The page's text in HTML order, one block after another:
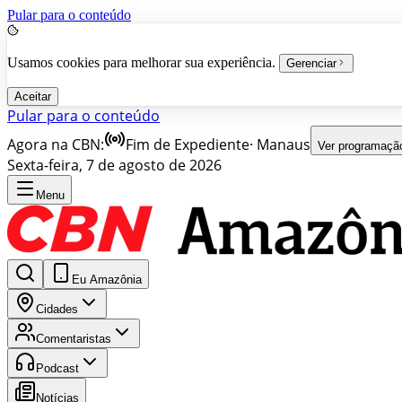
Pular para o conteúdo
Usamos cookies para melhorar sua experiência. Gerenciar
Aceitar
Pular para o conteúdo
Agora na CBN:
Fim de Expediente· Manaus Ver
Sexta-feira, 7 de agosto de 2026
Menu
Eu Amazônia
Cidades
Comentaristas
Podcast
Notícias